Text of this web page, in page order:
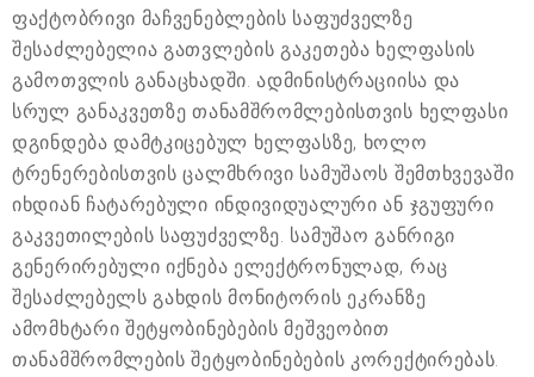
ფაქტობრივი მაჩვენებლების საფუძველზე
შესაძლებელია გათვლების გაკეთება ხელფასის
გამოთვლის განაცხადში. ადმინისტრაციისა და
სრულ განაკვეთზე თანამშრომლებისთვის ხელფასი
დგინდება დამტკიცებულ ხელფასზე, ხოლო
ტრენერებისთვის ცალმხრივი სამუშაოს შემთხვევაში
იხდიან ჩატარებული ინდივიდუალური ან ჯგუფური
გაკვეთილების საფუძველზე. სამუშაო განრიგი
გენერირებული იქნება ელექტრონულად, რაც
შესაძლებელს გახდის მონიტორის ეკრანზე
ამომხტარი შეტყობინებების მეშვეობით
თანამშრომლების შეტყობინებების კორექტირებას.